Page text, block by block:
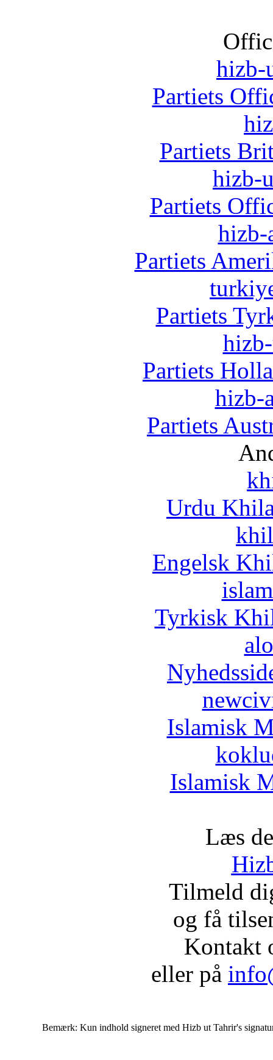
hizb-
Partiets
Partiets
hizb-
Partiets
hizb-
Partiets
Partiets
Partiets
hizb-
Partiets
Urdu
Engelsk
Tyrkisk
Islamisk
Islamisk
Læs
Tilmeld
og få
Kontakt
eller på
Bemærk: Kun indhold signeret med Hizb ut Tahrir's